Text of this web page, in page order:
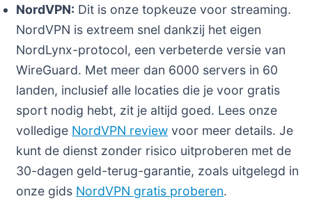
NordVPN: Dit is onze topkeuze voor streaming.
NordVPN is extreem snel dankzij het eigen
NordLynx-protocol, een verbeterde versie van
WireGuard. Met meer dan 6000 servers in 60
landen, inclusief alle locaties die je voor gratis
sport nodig hebt, zit je altijd goed. Lees onze
volledige NordVPN reviewvoor meer details. Je
kunt de dienst zonder risico uitproberen met de
30-dagen geld-terug-garantie, zoals uitgelegd in
onze gids NordVPN gratis proberen.